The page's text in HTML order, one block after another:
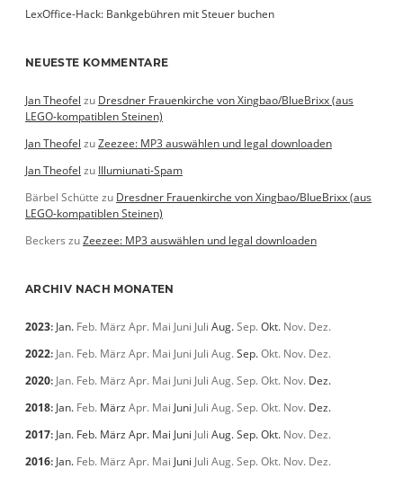
LexOffice-Hack: Bankgebühren mit Steuer buchen
NEUESTE KOMMENTARE
Jan Theofel zu Dresdner Frauenkirche von Xingbao/BlueBrixx (aus
LEGO-kompatiblen Steinen)
Jan Theofel zuZeezee: MP3 auswählen und legal downloaden
Jan Theofel zu Illumiunati-Spam
Bärbel Schütte zu Dresdner Frauenkirche von Xingbao/BlueBrixx (aus
LEGO-kompatiblen Steinen)
Beckers zuZeezee: MP3 auswählen und legal downloaden
ARCHIV NACH MONATEN
2023: Jan. Feb. März Apr. Mai Juni Juli Aug.Sep.Okt. Nov. Dez.
2022: Jan. Feb. März Apr. Mai Juni Juli Aug.Sep.Okt. Nov. Dez.
2020: Jan. Feb. März Apr. Mai Juni Juli Aug.Sep.Okt. Nov. Dez.
2018: Jan. Feb. März Apr. Mai Juni Juli Aug.Sep.Okt. Nov. Dez.
2017: Jan. Feb. März Apr. Mai Juni Juli Aug.Sep.Okt. Nov. Dez.
2016: Jan. Feb. März Apr. Mai Juni Juli Aug.Sep.Okt. Nov. Dez.